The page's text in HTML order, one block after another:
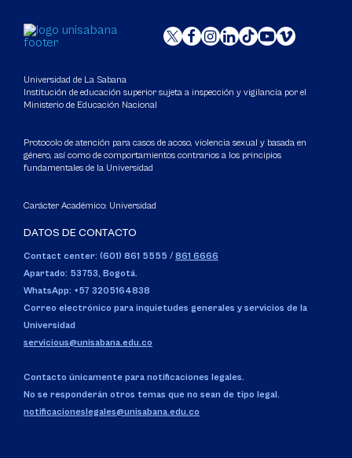
Universidad de La Sabana
Institución de educación superior sujeta a inspección y vigilancia por el
Ministerio de Educación Nacional
Protocolo de atención para casos de acoso, violencia sexual y basada en
género, así como de comportamientos contrarios a los principios
fundamentales de la Universidad
Carácter Académico: Universidad
DATOS DE CONTACTO
Contact center: (601) 861 5555 / 861 6666
Apartado: 53753, Bogotá.
WhatsApp: +57 3205164838
Correo electrónico para inquietudes generales y servicios de la
Universidad
servicious@unisabana.edu.co
Contacto únicamente para notificaciones legales.
No se responderán otros temas que no sean de tipo legal.
notificacioneslegales@unisabana.edu.co